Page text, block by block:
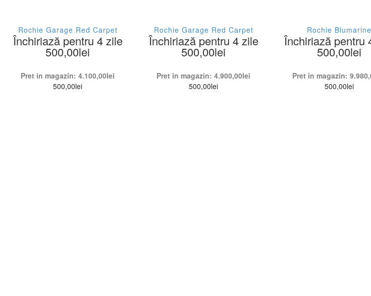
Rochie Garage Red Carpet
Închiriază pentru 4 zile
500,00lei
Pret in magazin:4.100,00lei
500,00lei
Rochie Garage Red Carpet
Închiriază pentru 4 zile
500,00lei
Pret in magazin:4.900,00lei
500,00lei
Rochie Blumarine
Închiriază pentru
500,00lei
Pret in magazin:
500,00lei